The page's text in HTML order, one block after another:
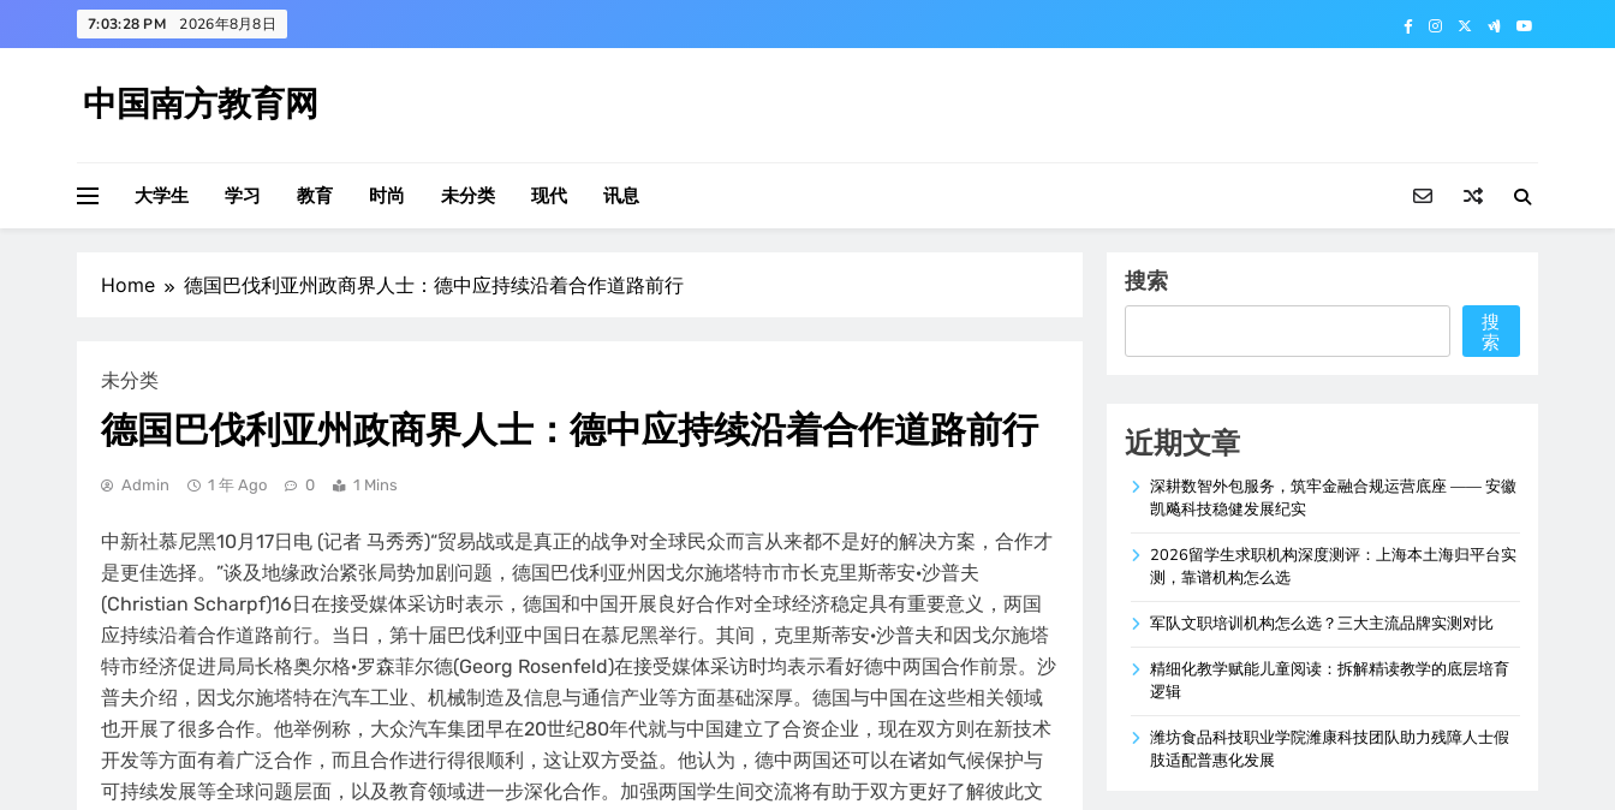
to
7:03:29 PM 2026年8月8日
中国南方教育网
大学生 学习 教育 时尚 未分类 现代 讯息
Home 德国巴伐利亚州政商界人士：德中应持续沿着合作道路前行
未分类
德国巴伐利亚州政商界人士：德中应持续沿着合作道路前行
Admin 1 年 Ago 0 1 Mins
中新社慕尼黑10月17日电 (记者 马秀秀)“贸易战或是真正的战争对全球民众而言从来都不是好的解决方案，合作才
是更佳选择。”谈及地缘政治紧张局势加剧问题，德国巴伐利亚州因戈尔施塔特市市长克里斯蒂安·沙普夫
(Christian Scharpf)16日在接受媒体采访时表示，德国和中国开展良好合作对全球经济稳定具有重要意义，两国
应持续沿着合作道路前行。当日，第十届巴伐利亚中国日在慕尼黑举行。其间，克里斯蒂安·沙普夫和因戈尔施塔
特市经济促进局局长格奥尔格·罗森菲尔德(Georg Rosenfeld)在接受媒体采访时均表示看好德中两国合作前景。沙
普夫介绍，因戈尔施塔特在汽车工业、机械制造及信息与通信产业等方面基础深厚。德国与中国在这些相关领域
也开展了很多合作。他举例称，大众汽车集团早在20世纪80年代就与中国建立了合资企业，现在双方则在新技术
开发等方面有着广泛合作，而且合作进行得很顺利，这让双方受益。他认为，德中两国还可以在诸如气候保护与
可持续发展等全球问题层面，以及教育领域进一步深化合作。加强两国学生间交流将有助于双方更好了解彼此文
搜索
搜
索
近期文章
深耕数智外包服务，筑牢金融合规运营底座 —— 安徽
凯飚科技稳健发展纪实
2026留学生求职机构深度测评：上海本土海归平台实
测，靠谱机构怎么选
军队文职培训机构怎么选？三大主流品牌实测对比
精细化教学赋能儿童阅读：拆解精读教学的底层培育
逻辑
潍坊食品科技职业学院潍康科技团队助力残障人士假
肢适配普惠化发展